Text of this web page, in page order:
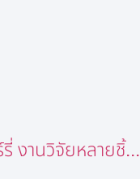
งานวิจัยหลายชิ้...